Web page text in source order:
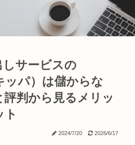
サービスの
ッパ）は儲からな
評判から見るメリッ
ト
2024/7/20 2026/6/17